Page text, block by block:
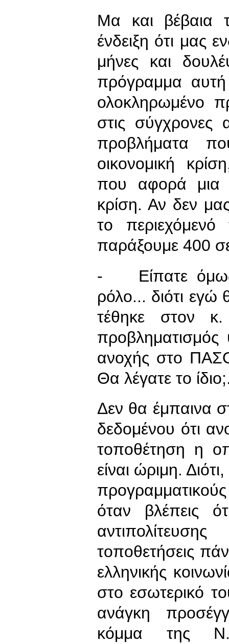
Μα και βέβαια
ένδειξη ότι μας
μήνες και
πρόγραμμα αυτή
ολοκληρωμένο
στις σύγχρονες
προβλήματα
οικονομική
που αφορά μια
κρίση. Αν δεν
το
παράξουμε 400
- Είπατε όμως
ρόλο... διότι
τέθηκε στον
ανοχής στο
Θα λέγατε το
Δεν θα έμπαινα
δεδομένου ότι
τοποθέτηση η
είναι ώριμη.
όταν βλέπεις
τοποθετήσεις
ελληνικής
στο εσωτερικό
ανάγκη
κόμμα της